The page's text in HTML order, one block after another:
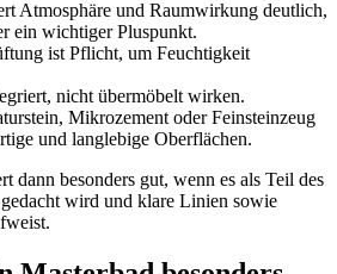
Atmosphäre und Raumwirkung deutlich,
ein wichtiger Pluspunkt.
ist Pflicht, um Feuchtigkeit
nicht übermöbelt wirken.
Mikrozement oder Feinsteinzeug
und langlebige Oberflächen.
dann besonders gut, wenn es als Teil des
gedacht wird und klare Linien sowie